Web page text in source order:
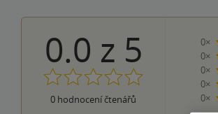
0.0 z 5
0 hodnocení čtenářů
0×
0×
0×
0×
0×